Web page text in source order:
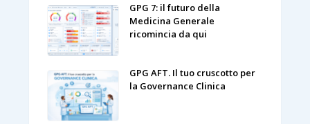
GPG 7: il futuro della
Medicina Generale
ricomincia da qui
GPG AFT. Il tuo cruscotto per
la Governance Clinica